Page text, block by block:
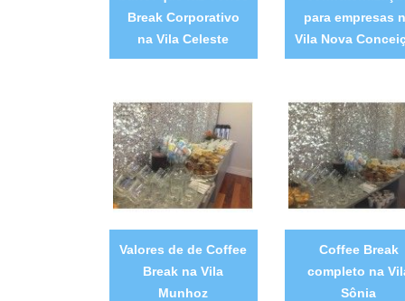
Break Corporativo
na Vila Celeste
para empresas
Vila Nova
Valores de de Coffee
Break na Vila
Munhoz
Coffee Break
completo na
Sônia